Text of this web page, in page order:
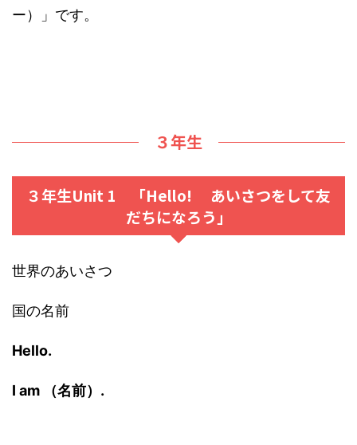
ー）」です。
３年生
３年生Unit 1 「Hello! あいさつをして友
だちになろう」
世界のあいさつ
国の名前
Hello.
I am （名前）.